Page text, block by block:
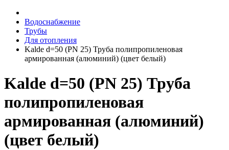
Водоснабжение
Трубы
Для отопления
Kalde d=50 (PN 25) Труба полипропиленовая
армированная (алюминий) (цвет белый)
Kalde d=50 (PN 25) Труба
полипропиленовая
армированная (алюминий)
(цвет белый)